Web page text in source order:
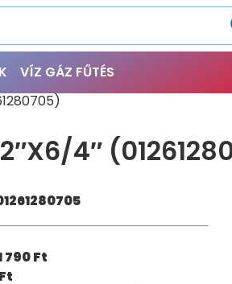
VÍZ GÁZ FŰTÉS
2″X6/4″
790Ft
Ft